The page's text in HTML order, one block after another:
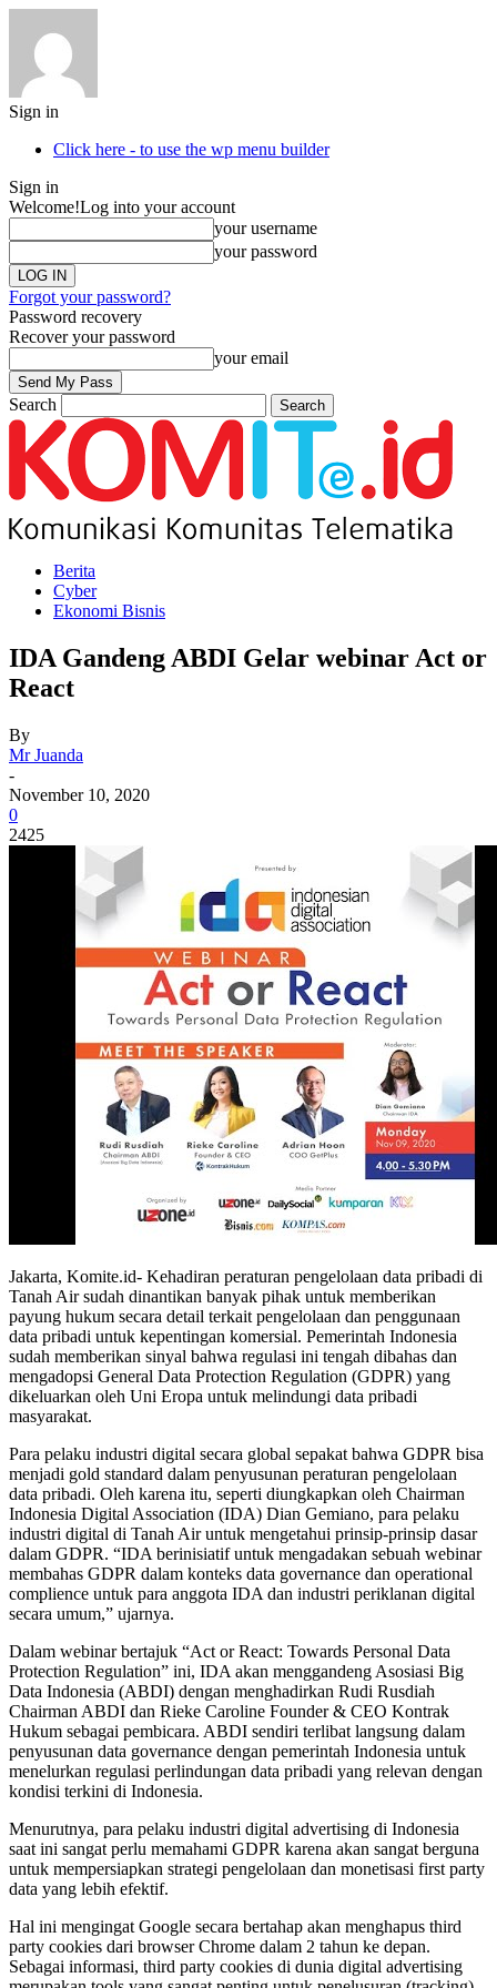
Sign in
Click here - to use the wp menu builder
Sign in
Welcome!Log into your account
your username
your password
Forgot your password?
Password recovery
Recover your password
your email
Search
Berita
Cyber
Ekonomi Bisnis
IDA Gandeng ABDI Gelar webinar Act or
React
By
Mr Juanda
-
November 10, 2020
0
2425
Jakarta, Komite.id- Kehadiran peraturan pengelolaan data pribadi di
Tanah Air sudah dinantikan banyak pihak untuk memberikan
payung hukum secara detail terkait pengelolaan dan penggunaan
data pribadi untuk kepentingan komersial. Pemerintah Indonesia
sudah memberikan sinyal bahwa regulasi ini tengah dibahas dan
mengadopsi General Data Protection Regulation (GDPR) yang
dikeluarkan oleh Uni Eropa untuk melindungi data pribadi
masyarakat.
Para pelaku industri digital secara global sepakat bahwa GDPR bisa
menjadi gold standard dalam penyusunan peraturan pengelolaan
data pribadi. Oleh karena itu, seperti diungkapkan oleh Chairman
Indonesia Digital Association (IDA) Dian Gemiano, para pelaku
industri digital di Tanah Air untuk mengetahui prinsip-prinsip dasar
dalam GDPR. “IDA berinisiatif untuk mengadakan sebuah webinar
membahas GDPR dalam konteks data governance dan operational
complience untuk para anggota IDA dan industri periklanan digital
secara umum,” ujarnya.
Dalam webinar bertajuk “Act or React: Towards Personal Data
Protection Regulation” ini, IDA akan menggandeng Asosiasi Big
Data Indonesia (ABDI) dengan menghadirkan Rudi Rusdiah
Chairman ABDI dan Rieke Caroline Founder & CEO Kontrak
Hukum sebagai pembicara. ABDI sendiri terlibat langsung dalam
penyusunan data governance dengan pemerintah Indonesia untuk
menelurkan regulasi perlindungan data pribadi yang relevan dengan
kondisi terkini di Indonesia.
Menurutnya, para pelaku industri digital advertising di Indonesia
saat ini sangat perlu memahami GDPR karena akan sangat berguna
untuk mempersiapkan strategi pengelolaan dan monetisasi first party
data yang lebih efektif.
Hal ini mengingat Google secara bertahap akan menghapus third
party cookies dari browser Chrome dalam 2 tahun ke depan.
Sebagai informasi, third party cookies di dunia digital advertising